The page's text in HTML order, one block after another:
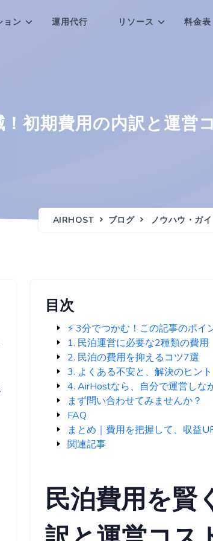
ョン 運用代行 リソース 料金表
初期費用の内訳と運営
AIRHOST ブログ ノウハウ・ガ
目次
⚡️ 3分でつかむ！この記事のポイ
1. 民泊運営に必要な2種類の費用
2. 民泊の費用を抑えるコツ7選
3. よくある不安と、解決のヒント
4. AirHostなら、自分で運営しな
まず問い合わせてみませんか？
FAQ
まとめ｜費用を把握して、収益
関連記事
民泊費用を賢